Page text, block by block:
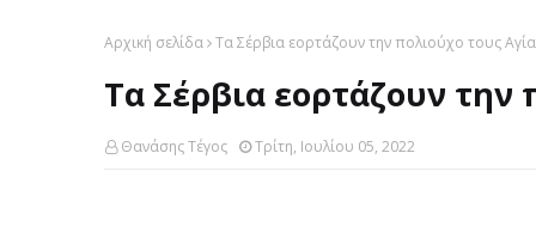
Αρχική σελίδα Τα Σέρβια εορτάζουν την πολιούχο τους
Τα Σέρβια εορτάζουν την
Θανάσης Τέγος Τρίτη, Ιουλίου 05, 2022